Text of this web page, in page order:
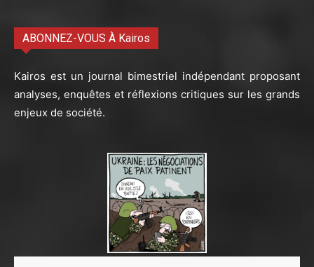
ABONNEZ-VOUS À Kairos
Kairos est un journal bimestriel indépendant proposant
analyses, enquêtes et réflexions critiques sur les grands
enjeux de société.